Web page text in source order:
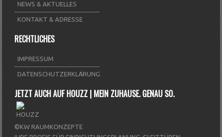
NEWS & AKTUELLES
KONTAKT & ADRESSE
RECHTLICHES
IMPRESSUM
DATENSCHUTZERKLÄRUNG
JETZT AUCH AUF HOUZZ | MEIN ZUHAUSE. GENAU SO.
©KW RAUMKONZEPTE